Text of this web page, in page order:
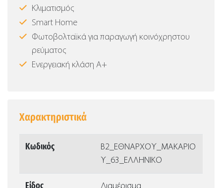
Κλιματισμός
Smart Home
Φωτοβολταϊκά για παραγωγή κοινόχρηστου
ρεύματος
Ενεργειακή κλάση Α+
Χαρακτηριστικά
Κωδικός
Β2_ΕΘΝΑΡΧΟΥ_ΜΑΚΑΡΙΟ
Υ_63_ΕΛΛΗΝΙΚΟ